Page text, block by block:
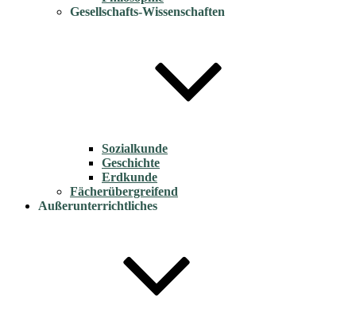
Gesellschafts-Wissenschaften
Sozialkunde
Geschichte
Erdkunde
Fächerübergreifend
Außerunterrichtliches